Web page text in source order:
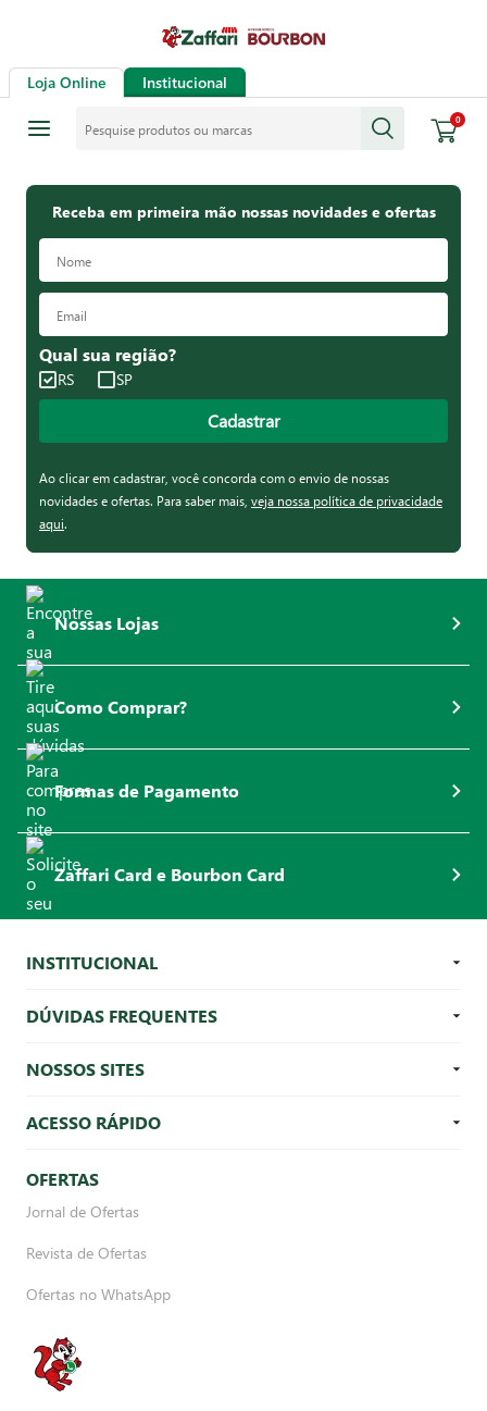
Loja Online Institucional
0
Receba em primeira mão nossas novidades e ofertas
Qual sua região?
RS SP
Cadastrar
Ao clicar em cadastrar, você concorda com o envio de nossas
novidades e ofertas. Para saber mais, veja nossa política de privacidade
aqui.
Nossas Lojas
Como Comprar?
Formas de Pagamento
Zaffari Card e Bourbon Card
INSTITUCIONAL
DÚVIDAS FREQUENTES
NOSSOS SITES
ACESSO RÁPIDO
OFERTAS
Jornal de Ofertas
Revista de Ofertas
Ofertas no WhatsApp